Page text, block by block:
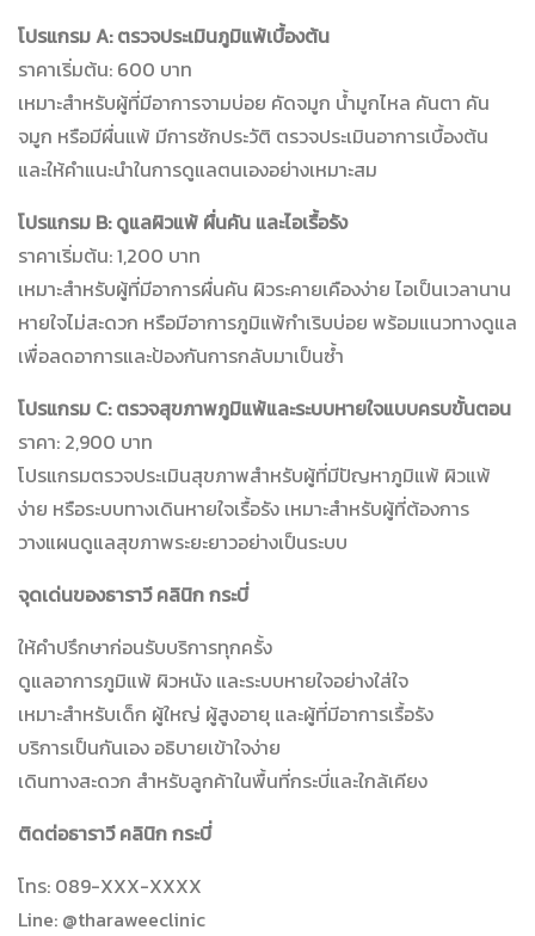
โปรแกรม A: ตรวจประเมินภูมิแพ้เบื้องต้น
ราคาเริ่มต้น: 600 บาท
เหมาะสำหรับผู้ที่มีอาการจามบ่อย คัดจมูก น้ำมูกไหล คันตา คัน
จมูก หรือมีผื่นแพ้ มีการซักประวัติ ตรวจประเมินอาการเบื้องต้น
และให้คำแนะนำในการดูแลตนเองอย่างเหมาะสม
โปรแกรม B: ดูแลผิวแพ้ ผื่นคัน และไอเรื้อรัง
ราคาเริ่มต้น: 1,200 บาท
เหมาะสำหรับผู้ที่มีอาการผื่นคัน ผิวระคายเคืองง่าย ไอเป็นเวลานาน
หายใจไม่สะดวก หรือมีอาการภูมิแพ้กำเริบบ่อย พร้อมแนวทางดูแล
เพื่อลดอาการและป้องกันการกลับมาเป็นซ้ำ
โปรแกรม C: ตรวจสุขภาพภูมิแพ้และระบบหายใจแบบครบขั้นตอน
ราคา: 2,900 บาท
โปรแกรมตรวจประเมินสุขภาพสำหรับผู้ที่มีปัญหาภูมิแพ้ ผิวแพ้
ง่าย หรือระบบทางเดินหายใจเรื้อรัง เหมาะสำหรับผู้ที่ต้องการ
วางแผนดูแลสุขภาพระยะยาวอย่างเป็นระบบ
จุดเด่นของธาราวี คลินิก กระบี่
ให้คำปรึกษาก่อนรับบริการทุกครั้ง
ดูแลอาการภูมิแพ้ ผิวหนัง และระบบหายใจอย่างใส่ใจ
เหมาะสำหรับเด็ก ผู้ใหญ่ ผู้สูงอายุ และผู้ที่มีอาการเรื้อรัง
บริการเป็นกันเอง อธิบายเข้าใจง่าย
เดินทางสะดวก สำหรับลูกค้าในพื้นที่กระบี่และใกล้เคียง
ติดต่อธาราวี คลินิก กระบี่
โทร: 089-XXX-XXXX
Line: @tharaweeclinic